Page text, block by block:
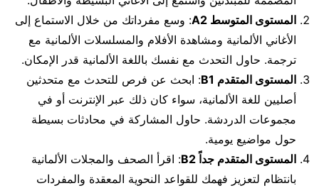
المستوى المتوسط A2
: وسع مفرداتك من خلال الاستماع إلى
الأغاني الألمانية ومشاهدة الأفلام والمسلسلات الألمانية مع
ترجمة. حاول التحدث مع نفسك باللغة الألمانية قدر الإمكان.
المستوى المتقدم B1
: ابحث عن فرص للتحدث مع متحدثين
أصليين للغة الألمانية، سواء كان ذلك عبر الإنترنت أو في
مجموعات الدردشة. حاول المشاركة في محادثات بسيطة
حول مواضيع يومية.
المستوى المتقدم جداً B2
: اقرأ الصحف والمجلات الألمانية
بانتظام لتعزيز فهمك للقواعد النحوية المعقدة والمفردات